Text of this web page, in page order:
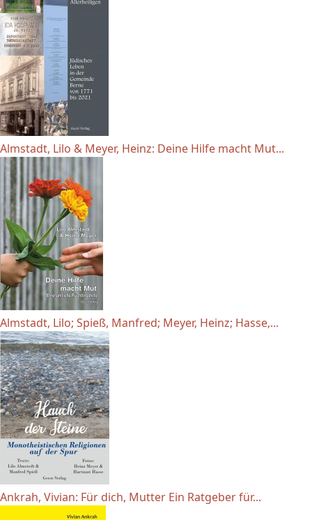
Almstadt, Lilo & Meyer, Heinz: Deine Hilfe macht Mut...
Almstadt, Lilo; Spieß, Manfred; Meyer, Heinz; Hasse,...
Ankrah, Vivian: Für dich, Mutter Ein Ratgeber für...